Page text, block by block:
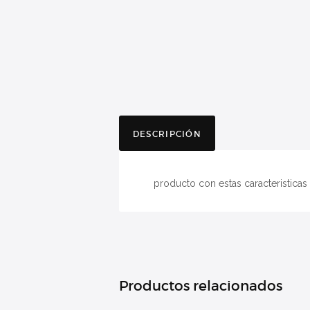
DESCRIPCIÓN
producto con estas caracteristicas …
Productos relacionados